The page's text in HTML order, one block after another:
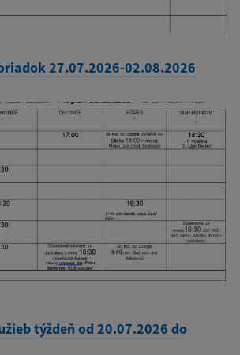
27.07.2026-02.08.2026
týždeň od 20.07.2026 do